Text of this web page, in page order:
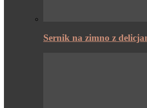
Sernik na zimno z